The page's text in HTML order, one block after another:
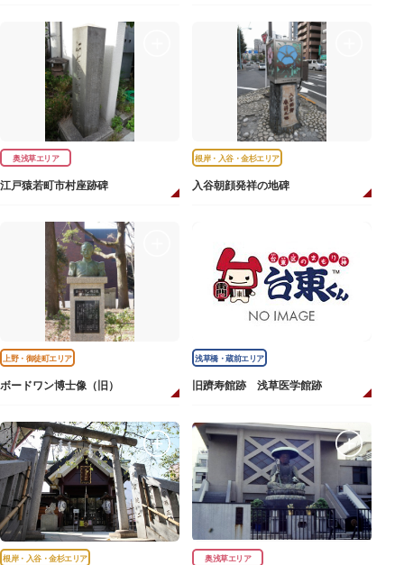
奥浅草エリア
江戸猿若町市村座跡碑
根岸・入谷・金杉エリア
入谷朝顔発祥の地碑
上野・御徒町エリア
ボードワン博士像（旧）
浅草橋・蔵前エリア
旧躋寿館跡 浅草医学館跡
根岸・入谷・金杉エリア 奥浅草エリア